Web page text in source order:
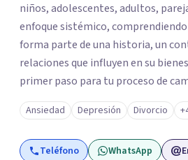
niños, adolescentes, adultos,
enfoque sistémico, comprendiendo
forma parte de una historia, un
relaciones que influyen en su
primer paso para tu proceso de
Ansiedad Depresión Divorcio
Teléfono WhatsApp